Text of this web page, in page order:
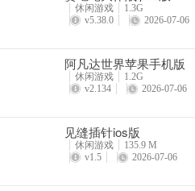
休闲游戏
1.3G
v5.38.0
2026-07-06
阿凡达世界苹果手机版
休闲游戏
1.2G
v2.134
2026-07-06
见缝插针ios版
休闲游戏
135.9 M
v1.5
2026-07-06